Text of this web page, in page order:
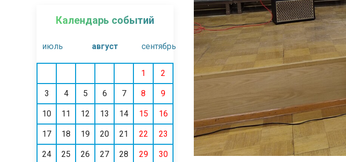
Календарь событий
июль август сентябрь
1 2
3 4 5 6 7 8 9
10 11 12 13 14 15 16
17 18 19 20 21 22 23
24 25 26 27 28 29 30